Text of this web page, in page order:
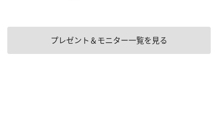
プレゼント＆モニター一覧を見る